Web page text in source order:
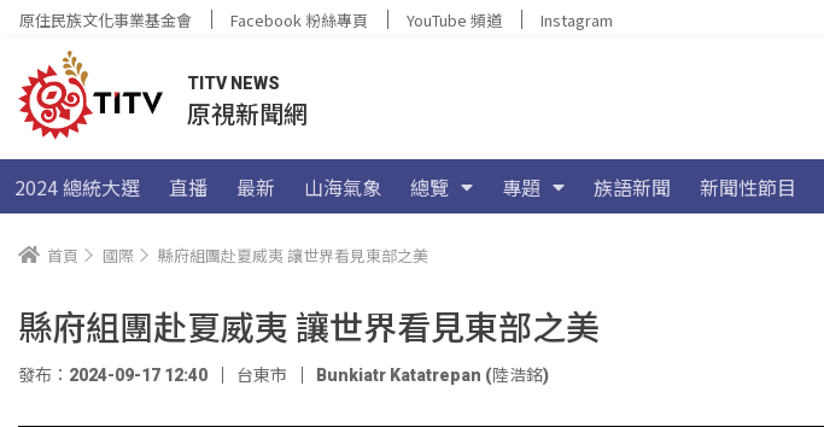
原住民族文化事業基金會 Facebook 粉絲專頁 YouTube 頻道 Instagram
TITV NEWS
原視新聞網
2024 總統大選 直播 最新 山海氣象 總覽 專題 族語新聞 新聞性節目
首頁 國際 縣府組團赴夏威夷 讓世界看見東部之美
縣府組團赴夏威夷 讓世界看見東部之美
發布：2024-09-17 12:40 台東市 Bunkiatr Katatrepan (陸浩銘)